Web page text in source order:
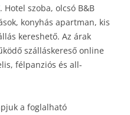
. Hotel szoba, olcsó B&B
konyhás apartman, kis
kereshető. Az árak
szálláskereső online
félpanziós és all-
a foglalható